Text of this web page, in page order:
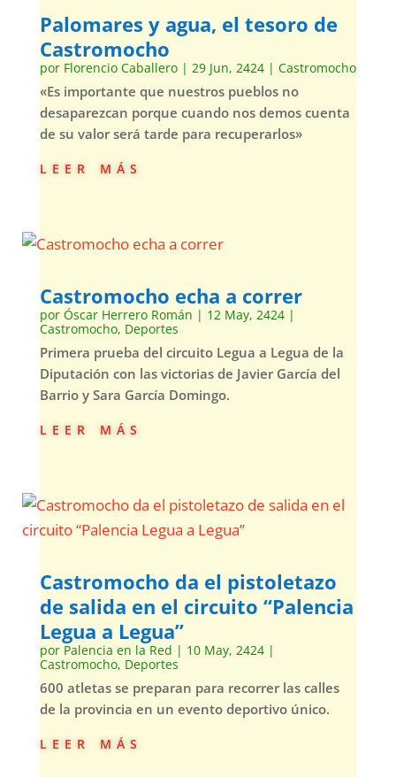
Palomares y agua, el tesoro de
Castromocho
por Florencio Caballero| 29 Jun, 2424| Castromocho
«Es importante que nuestros pueblos no
desaparezcan porque cuando nos demos cuenta
de su valor será tarde para recuperarlos»
leer más
Castromocho echa a correr
por Óscar Herrero Román | 12 May, 2424|
Castromocho, Deportes
Primera prueba del circuito Legua a Legua de la
Diputación con las victorias de Javier García del
Barrio y Sara García Domingo.
leer más
Castromocho da el pistoletazo
de salida en el circuito “Palencia
Legua a Legua”
por Palencia en la Red | 10 May, 2424|
Castromocho, Deportes
600 atletas se preparan para recorrer las calles
de la provincia en un evento deportivo único.
leer más